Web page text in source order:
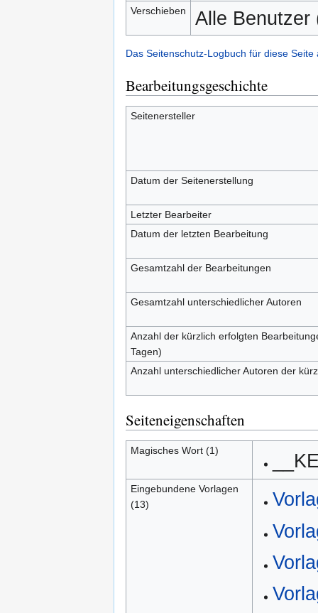
Verschieben Alle Benutzer
Das Seitenschutz-Logbuch für diese Seite
Bearbeitungsgeschichte
Seitenersteller
Datum der Seitenerstellung
Letzter Bearbeiter
Datum der letzten Bearbeitung
Gesamtzahl der Bearbeitungen
Gesamtzahl unterschiedlicher Autoren
Anzahl der kürzlich erfolgten
Tagen)
Anzahl unterschiedlicher Autoren der
Seiteneigenschaften
Magisches Wort (1)
Eingebundene Vorlagen
(13)